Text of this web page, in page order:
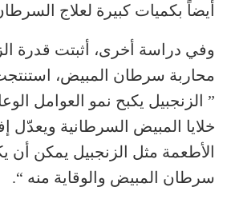
أيضاً بكميات كبيرة لعلاج
وفي دراسة أخرى، أثبتت قدرة
محاربة سرطان المبيض،
” الزنجبيل يكبح نمو العوامل
خلايا المبيض السرطانية ويعدّل
الأطعمة مثل الزنجبيل يمكن أن
سرطان المبيض والوقاية منه “.